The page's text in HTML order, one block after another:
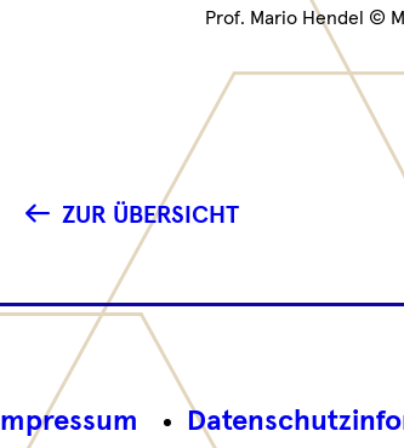
Prof. Mario Hendel ©
ZUR ÜBERSICHT
Footer
Navigation
Impressum